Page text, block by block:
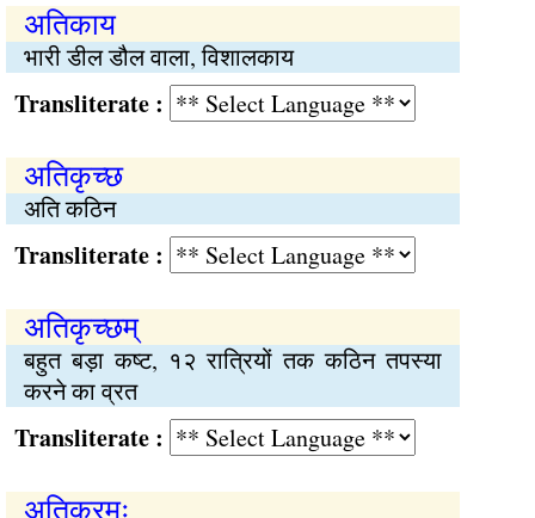
अतिकाय
भारी डील डौल वाला, विशालकाय
:
अतिकृच्छ
अति कठिन
:
अतिकृच्छम्
बहुत बड़ा कष्ट, १२ रात्रियों तक कठिन तपस्या
करने का व्रत
:
अतिक्रमः